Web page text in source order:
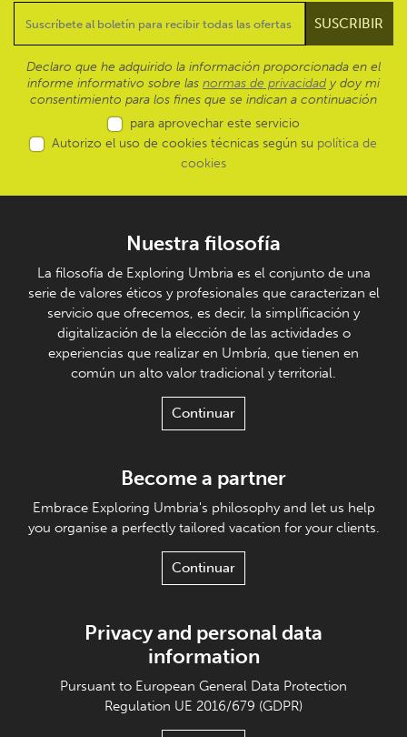
Declaro que he adquirido la información proporcionada en el
informe informativo sobre las normas de privacidad y doy mi
consentimiento para los fines que se indican a continuación
para aprovechar este servicio
Autorizo el uso de cookies técnicas según su política de
cookies
Nuestra filosofía
La filosofía de Exploring Umbria es el conjunto de una
serie de valores éticos y profesionales que caracterizan el
servicio que ofrecemos, es decir, la simplificación y
digitalización de la elección de las actividades o
experiencias que realizar en Umbría, que tienen en
común un alto valor tradicional y territorial.
Continuar
Become a partner
Embrace Exploring Umbria's philosophy and let us help
you organise a perfectly tailored vacation for your clients.
Continuar
Privacy and personal data
information
Pursuant to European General Data Protection
Regulation UE 2016/679 (GDPR)